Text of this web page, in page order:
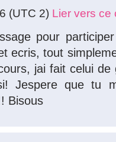
(UTC 2) Lier vers ce
pour
ecris, tout
jai fait celui
Jespere que tu
Bisous